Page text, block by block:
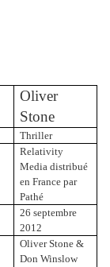
Oliver
Stone
Thriller
Relativity
Media distribué
en France par
Pathé
26 septembre
2012
Oliver Stone &
Don Winslow